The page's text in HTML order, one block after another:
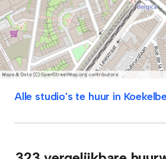
Alle studio's te huur in